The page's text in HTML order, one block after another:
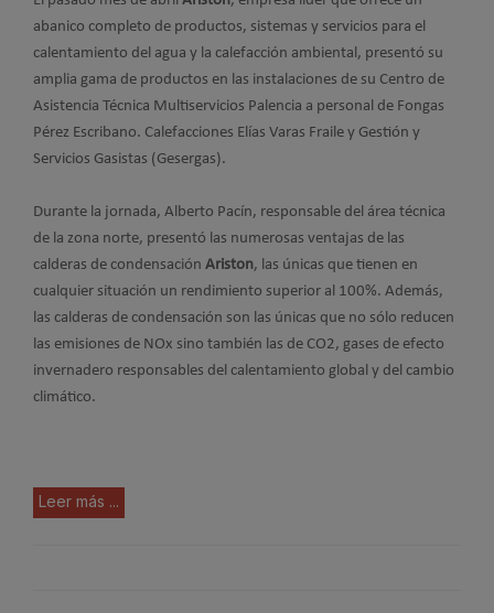
abanico completo de productos, sistemas y servicios para el
calentamiento del agua y la calefacción ambiental, presentó su
amplia gama de productos en las instalaciones de su Centro de
Asistencia Técnica Multiservicios Palencia a personal de Fongas
Pérez Escribano. Calefacciones Elías Varas Fraile y Gestión y
Servicios Gasistas (Gesergas).
Durante la jornada, Alberto Pacín, responsable del área técnica
de la zona norte, presentó las numerosas ventajas de las
calderas de condensación Ariston, las únicas que tienen en
cualquier situación un rendimiento superior al 100%. Además,
las calderas de condensación son las únicas que no sólo reducen
las emisiones de NOx sino también las de CO2, gases de efecto
invernadero responsables del calentamiento global y del cambio
climático.
Leer más ...